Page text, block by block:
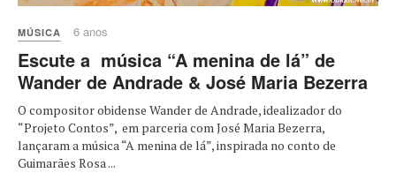
MÚSICA 6 anos
Escute a música “A menina de lá” de
Wander de Andrade & José Maria Bezerra
O compositor obidense Wander de Andrade, idealizador do
“Projeto Contos”, em parceria com José Maria Bezerra,
lançaram a música “A menina de lá”, inspirada no conto de
Guimarães Rosa ...